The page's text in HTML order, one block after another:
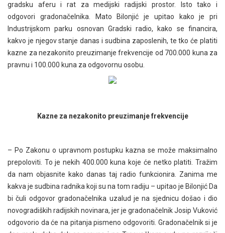
gradsku aferu i rat za medijski radijski prostor. Isto tako i
odgovori gradonačelnika. Mato Bilonjić je upitao kako je pri
Industrijskom parku osnovan Gradski radio, kako se financira,
kakvo je njegov stanje danas i sudbina zaposlenih, te tko će platiti
kazne za nezakonito preuzimanje frekvencije od 700.000 kuna za
pravnu i 100.000 kuna za odgovornu osobu.
Kazne za nezakonito preuzimanje frekvencije
– Po Zakonu o upravnom postupku kazna se može maksimalno
prepoloviti. To je nekih 400.000 kuna koje će netko platiti. Tražim
da nam objasnite kako danas taj radio funkcionira. Zanima me
kakva je sudbina radnika koji su na tom radiju – upitao je Bilonjić Da
bi čuli odgovor gradonačelnika uzalud je na sjednicu došao i dio
novogradiških radijskih novinara, jer je gradonačelnik Josip Vuković
odgovorio da će na pitanja pismeno odgovoriti. Gradonačelnik si je